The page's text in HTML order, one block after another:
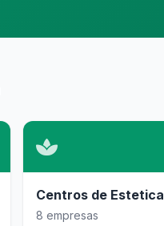
Centros de Estetica
8 empresas